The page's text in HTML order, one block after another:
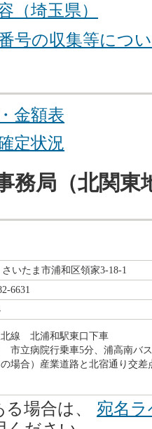
（埼玉県）
号の収集等につ
金額表
定状況
務局（北関東
いたま市浦和区領家3-18-1
6631
北線 北浦和駅東口下車
市立病院行乗車5分、浦高南バ
の場合）産業道路と北宿通り交
場合は、 宛名